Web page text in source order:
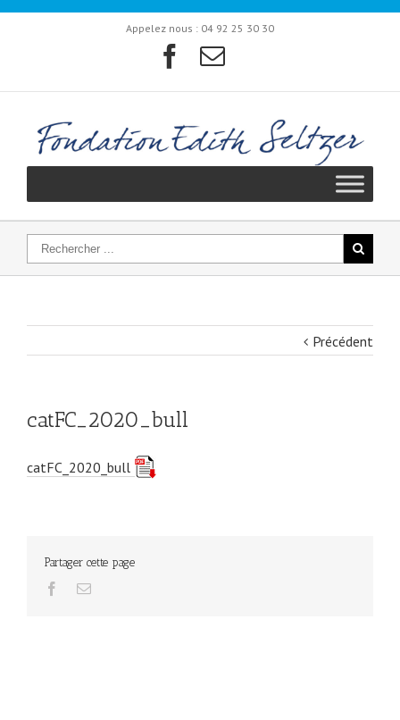
Appelez nous : 04 92 25 30 30
Précédent
catFC_2020_bull
catFC_2020_bull
Partager cette page